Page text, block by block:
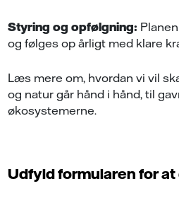
Styring og opfølgning:
og følges op årligt med klare
Læs mere om, hvordan vi vil
og natur går hånd i hånd, til
økosystemerne.
Udfyld formularen for